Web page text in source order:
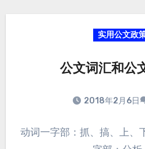
实用公文政
公文词汇和公
2018年2月6日
动词一字部：抓、搞、上、